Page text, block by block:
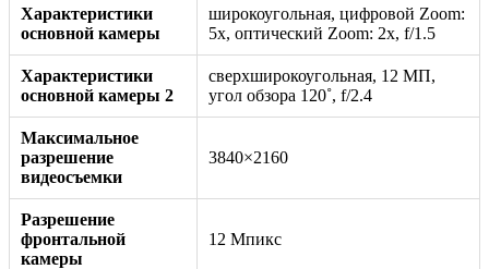
Характеристики
основной камеры
широкоугольная, цифровой Zoom:
5x, оптический Zoom: 2x, f/1.5
Характеристики
основной камеры 2
сверхширокоугольная, 12 МП,
угол обзора 120˚, f/2.4
Максимальное
разрешение
видеосъемки
3840×2160
Разрешение
фронтальной
камеры
12 Мпикс